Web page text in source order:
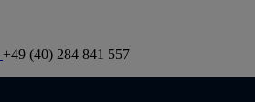
+49 (40) 284 841 557